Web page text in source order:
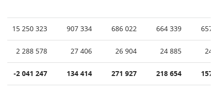
15 250 323 907 334 686 022 664 339 657
2 288 578 27 406 26 904 24 885 24
-2 041 247 134 414 271 927 218 654 157